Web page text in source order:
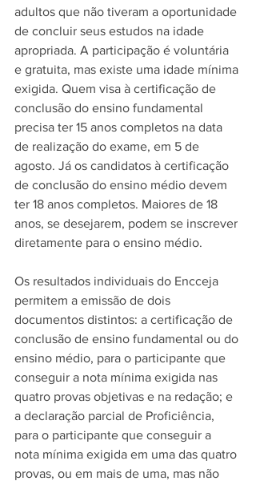
adultos que não tiveram a oportunidade
de concluir seus estudos na idade
apropriada. A participação é voluntária
e gratuita, mas existe uma idade mínima
exigida. Quem visa à certificação de
conclusão do ensino fundamental
precisa ter 15 anos completos na data
de realização do exame, em 5 de
agosto. Já os candidatos à certificação
de conclusão do ensino médio devem
ter 18 anos completos. Maiores de 18
anos, se desejarem, podem se inscrever
diretamente para o ensino médio.
Os resultados individuais do Encceja
permitem a emissão de dois
documentos distintos: a certificação de
conclusão de ensino fundamental ou do
ensino médio, para o participante que
conseguir a nota mínima exigida nas
quatro provas objetivas e na redação; e
a declaração parcial de Proficiência,
para o participante que conseguir a
nota mínima exigida em uma das quatro
provas, ou em mais de uma, mas não